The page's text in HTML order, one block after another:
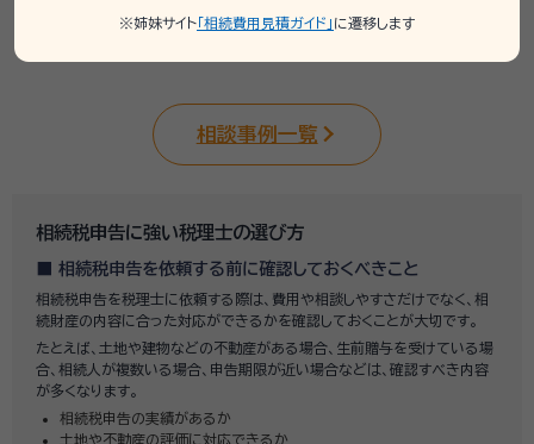
相談事例一覧
相続税申告に強い税理士の選び方
相続税申告を依頼する前に確認しておくべきこと
相続税申告を税理士に依頼する際は、費用や相談しやすさだけでなく、相
続財産の内容に合った対応ができるかを確認しておくことが大切です。
たとえば、土地や建物などの不動産がある場合、生前贈与を受けている場
合、相続人が複数いる場合、申告期限が近い場合などは、確認すべき内容
が多くなります。
相続税申告の実績があるか
土地や不動産の評価に対応できるか
※姉妹サイト 「相続費用見積ガイド」 に遷移します